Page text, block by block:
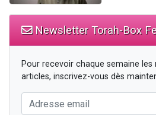
Newsletter Torah-Box
Pour recevoir chaque semaine
articles, inscrivez-vous dès